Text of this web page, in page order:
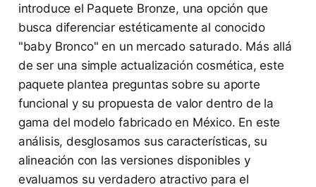
introduce el Paquete Bronze, una opción que
busca diferenciar estéticamente al conocido
"baby Bronco" en un mercado saturado. Más allá
de ser una simple actualización cosmética, este
paquete plantea preguntas sobre su aporte
funcional y su propuesta de valor dentro de la
gama del modelo fabricado en México. En este
análisis, desglosamos sus características, su
alineación con las versiones disponibles y
evaluamos su verdadero atractivo para el